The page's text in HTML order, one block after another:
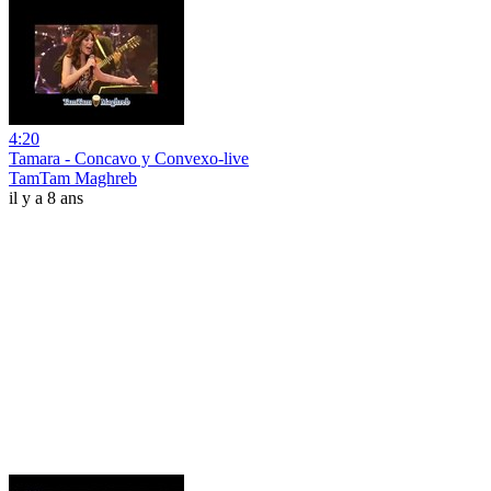
4:20
Tamara - Concavo y Convexo-live
TamTam Maghreb
il y a 8 ans